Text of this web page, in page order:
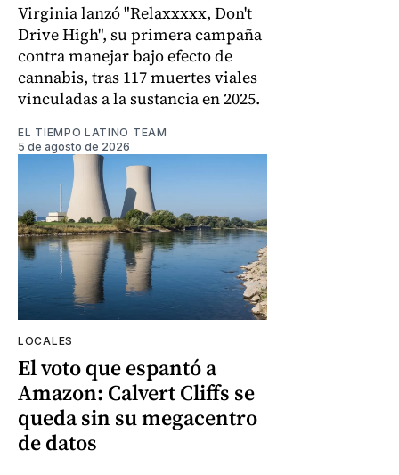
Virginia lanzó "Relaxxxxx, Don't
Drive High", su primera campaña
contra manejar bajo efecto de
cannabis, tras 117 muertes viales
vinculadas a la sustancia en 2025.
EL TIEMPO LATINO TEAM
5 de agosto de 2026
LOCALES
El voto que espantó a
Amazon: Calvert Cliffs se
queda sin su megacentro
de datos